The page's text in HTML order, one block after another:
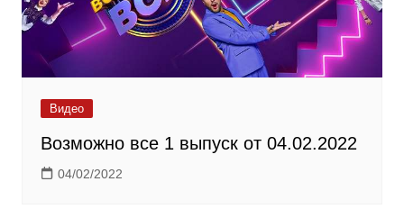
Видео
Возможно все 1 выпуск от 04.02.2022
04/02/2022